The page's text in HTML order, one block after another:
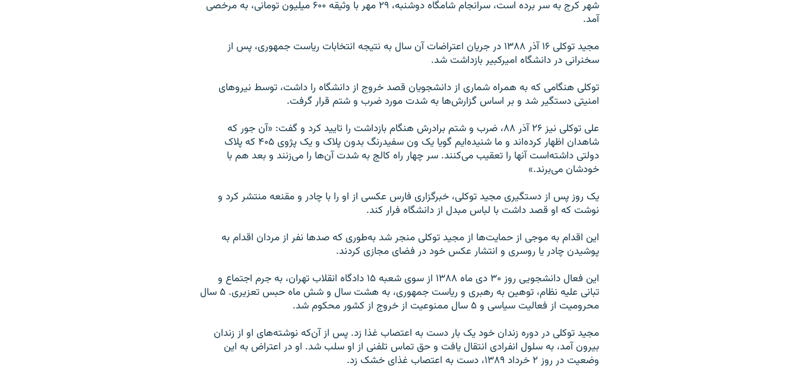
شهر کرج به سر برده است، سرانجام شامگاه دوشنبه، ۲۹ مهر با وثیقه ۶۰۰ میلیون تومانی، به مرخصی
آمد.
مجید توکلی ۱۶ آذر ۱۳۸۸ در جریان اعتراضات آن سال به نتیجه انتخابات ریاست جمهوری، پس از
سخنرانی در دانشگاه امیرکبیر بازداشت شد.
توکلی هنگامی که به همراه شماری از دانشجویان قصد خروج از دانشگاه را داشت، توسط نیروهای
امنیتی دستگیر شد و بر اساس گزارش‌ها به شدت مورد ضرب و شتم قرار گرفت.
علی توکلی نیز ۲۶ آذر ۸۸، ضرب و شتم برادرش هنگام بازداشت را تایید کرد و گفت: «آن جور که
شاهدان اظهار کرده‌اند و ما شنیده‌ایم گویا یک ون سفیدرنگ بدون پلاک و یک پژوی ۴۰۵ که پلاک
دولتی داشته‌است آنها را تعقیب می‌کنند. سر چهار راه کالج به شدت آن‌ها را می‌زنند و بعد هم با
خودشان می‌برند.»
یک روز پس از دستگیری مجید توکلی، خبرگزاری فارس عکسی از او را با چادر و مقنعه منتشر کرد و
نوشت که او قصد داشت با لباس مبدل از دانشگاه فرار کند.
این اقدام به موجی از حمایت‌ها از مجید توکلی منجر شد به‌طوری که صد‌ها نفر از مردان اقدام به
پوشیدن چادر یا روسری و انتشار عکس خود در فضای مجازی کردند.
این فعال دانشجویی روز ۳۰ دی ماه ۱۳۸۸ از سوی شعبه ۱۵ دادگاه انقلاب تهران، به جرم اجتماع و
تبانی علیه نظام، توهین به رهبری و ریاست جمهوری، به هشت سال و شش ماه حبس تعزیری. ۵ سال
محرومیت از فعالیت سیاسی و ۵ سال ممنوعیت از خروج از کشور محکوم شد.
مجید توکلی در دوره زندان خود یک بار دست به اعتصاب غذا زد. پس از آن‌که نوشته‌های او از زندان
بیرون آمد، به سلول انفرادی انتقال یافت و حق تماس تلفنی از او سلب شد. او در اعتراض به این
وضعیت در روز ۲ خرداد ۱۳۸۹، دست به اعتصاب غذای خشک زد.